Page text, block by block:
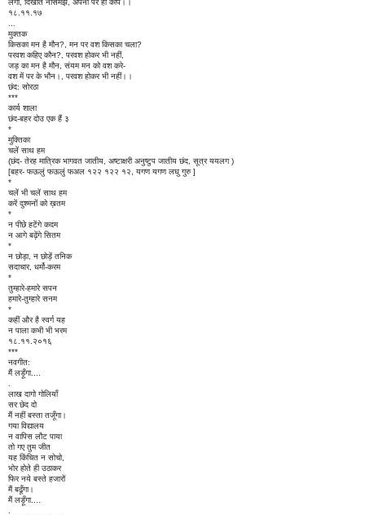
लगा, दिखाते नासमझ, अपनों पर ही कोप।।
१८.११.१७
मुक्तक
किसका मन है मौन?, मन पर वश किसका चला?
परवश कहिए कौन?, परवश होकर भी नहीं,
जड़ का मन है मौन, संयम मन को वश करे-
वश में पर के भौन।, परवश होकर भी नहीं।।
छंद: सोरठा
***
कार्य शाला
छंद-बहर दोउ एक हैं ३
*
मुक्तिका
चलें साथ हम
(छंद- तेरह मात्रिक भागवत जातीय, अष्टाक्षरी अनुष्टुप जातीय छंद, सूत्र ययलग )
[बहर- फऊलुं फऊलुं फअल १२२ १२२ १२, यगण यगण लघु गुरु ]
*
चलें भी चलें साथ हम
करें दुश्मनों को ख़तम
*
न पीछे हटेंगे कदम
न आगे बढ़ेंगे सितम
*
न छोड़ा, न छोड़ें तनिक
सदाचार, धर्मो-करम
*
तुम्हारे-हमारे सपन
हमारे-तुम्हारे सनम
*
कहीं और है स्वर्ग यह
न पाला कभी भी भरम
१८.११.२०१६
***
नवगीत:
मैं लड़ूँगा....
लाख दागो गोलियाँ
सर छेद दो
मैं नहीं बस्ता तजूँगा।
गया विद्यालय
न वापिस लौट पाया
तो गए तुम जीत
यह किंचित न सोचो,
भोर होते ही उठाकर
फिर नये बस्ते हजारों
मैं बढूँगा।
मैं लड़ूँगा....